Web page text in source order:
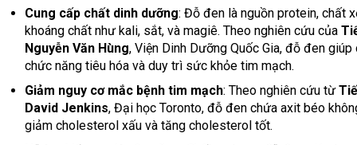
Cung cấp chất dinh dưỡng: Đỗ đen là nguồn protein, chất
khoáng chất như kali, sắt, và magiê. Theo nghiên cứu của
Nguyễn Văn Hùng, Viện Dinh Dưỡng Quốc Gia, đỗ đen giúp
chức năng tiêu hóa và duy trì sức khỏe tim mạch.
Giảm nguy cơ mắc bệnh tim mạch: Theo nghiên cứu từ
David Jenkins, Đại học Toronto, đỗ đen chứa axit béo
giảm cholesterol xấu và tăng cholesterol tốt.